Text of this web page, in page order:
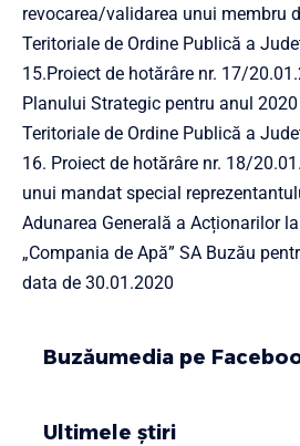
revocarea/validarea unui membru
Teritoriale de Ordine Publică a
15.Proiect de hotărâre nr. 17/
Planului Strategic pentru anul
Teritoriale de Ordine Publică a
16. Proiect de hotărâre nr. 18/
unui mandat special
Adunarea Generală a Acționarilor
„Compania de Apă” SA Buzău
data de 30.01.2020
Buzăumedia pe
Ultimele știri